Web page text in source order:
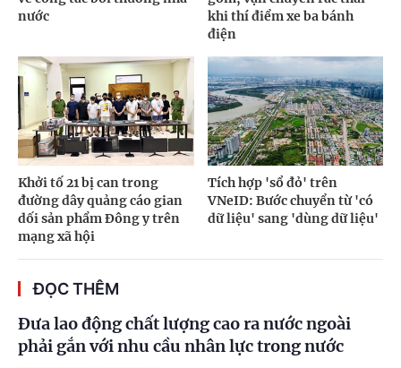
nước
khi thí điểm xe ba bánh
điện
Khởi tố 21 bị can trong
đường dây quảng cáo gian
dối sản phẩm Đông y trên
mạng xã hội
Tích hợp 'sổ đỏ' trên
VNeID: Bước chuyển từ 'có
dữ liệu' sang 'dùng dữ liệu'
ĐỌC THÊM
Đưa lao động chất lượng cao ra nước ngoài
phải gắn với nhu cầu nhân lực trong nước